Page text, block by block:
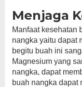
Menjaga
Manfaat kesehatan
nangka yaitu dapat
begitu buah ini
Magnesium yang
nangka, dapat
buah nangka dapat